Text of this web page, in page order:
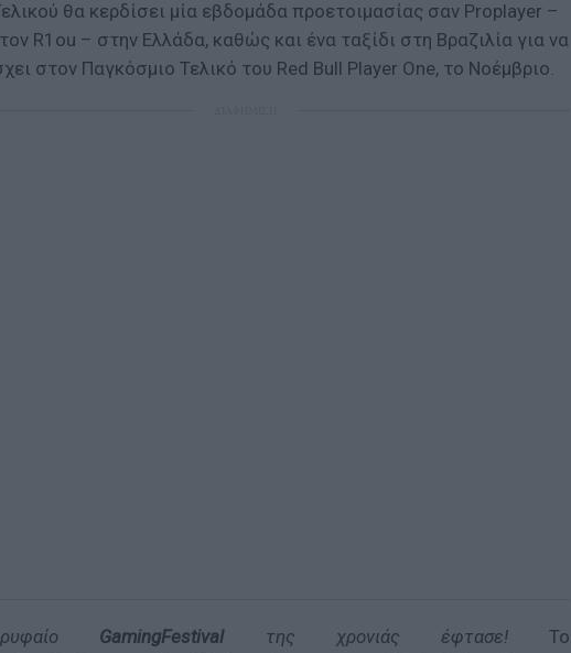
θα κερδίσει μία εβδομάδα προετοιμασίας σαν Proplayer –
R1ou – στην Ελλάδα, καθώς και ένα ταξίδι στη Βραζιλία για να
στον Παγκόσμιο Τελικό του Red Bull Player One, το Νοέμβριο.
GamingFestivalτης χρονιάς έφτασε!Το